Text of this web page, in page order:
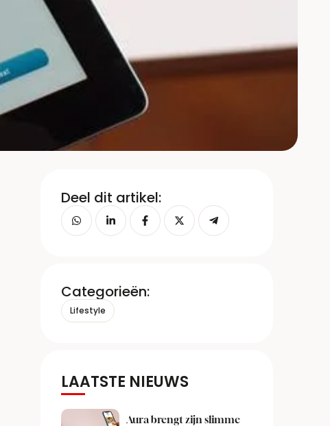
Deel dit artikel:
Categorieën:
Lifestyle
LAATSTE NIEUWS
Aura brengt zijn slimme